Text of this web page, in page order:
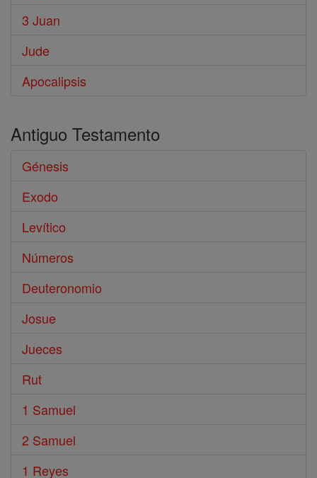
3 Juan
Jude
Apocalipsis
Antiguo Testamento
Génesis
Exodo
Levítico
Números
Deuteronomio
Josue
Jueces
Rut
1 Samuel
2 Samuel
1 Reyes